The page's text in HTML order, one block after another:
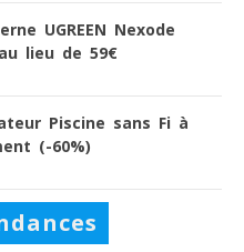
UGREEN Nexode
lieu de 59€
Piscine sans Fi à
(-60%)